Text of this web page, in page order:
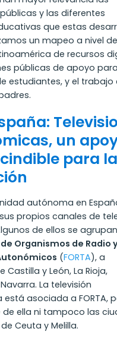
y las diferentes
que estas
un mapeo a nivel de
de recursos
públicas de apoyo
estudiantes, y el trabajo
un
para la
autónoma en
propios canales de
de ellos se
Organismos de Radio
(FORTA), a
Castilla y León, La Rioja,
La televisión
está asociada a FORTA,
ella ni tampoco las
Ceuta y Melilla.